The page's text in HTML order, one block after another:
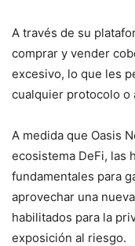
A través de su
comprar y vender
excesivo, lo que les
cualquier protocolo o
A medida que Oasis
ecosistema DeFi, las
fundamentales para
aprovechar una
habilitados para la
exposición al riesgo.